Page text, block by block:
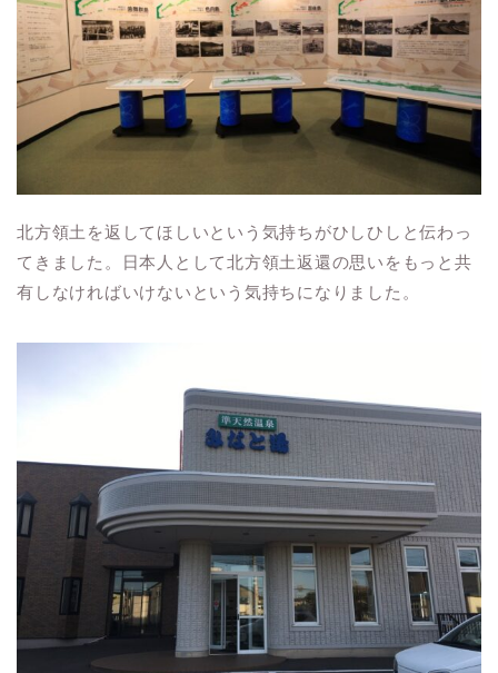
北方領土を返してほしいという気持ちがひしひしと伝わっ
てきました。日本人として北方領土返還の思いをもっと共
有しなければいけないという気持ちになりました。